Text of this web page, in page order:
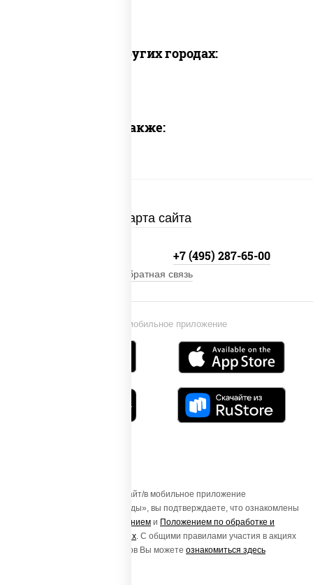
Доставка в других городах:
Предлагаем также:
Карта сайта
Установи мобильное приложение
+7 (495) 287-65-00
Обратная связь
Осуществляя вход на этот Сайт/в мобильное приложение
«ПиццаСушиВок - доставка еды», вы подтверждаете, что ознакомлены
Пользовательским соглашением и Положением по обработке и
защите персональных данных. С общими правилами участия в акциях
и порядке получения подарков Вы можете ознакомиться здесь